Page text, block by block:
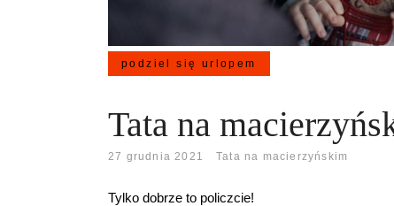
podziel się urlopem
Tata na
27 grudnia 2021 Tata na macierzyńskim
Tylko dobrze to policzcie!